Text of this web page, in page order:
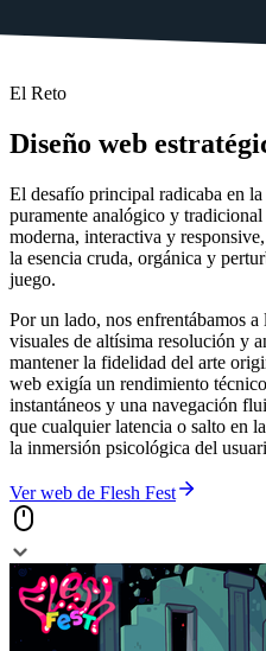
El Reto
Diseño web
El desafío principal radicaba en
puramente analógico y
moderna, interactiva y
la esencia cruda, orgánica y
juego.
Por un lado, nos enfrentábamos a
visuales de altísima resolución y
mantener la fidelidad del arte
web exigía un rendimiento
instantáneos y una navegación
que cualquier latencia o salto en
la inmersión psicológica del
Ver web de Flesh Fest